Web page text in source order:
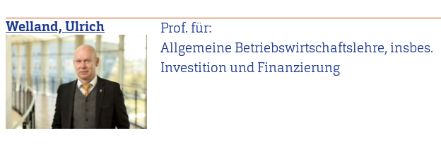
Welland, Ulrich
Prof. für:
Allgemeine Betriebswirtschaftslehre, insbes.
Investition und Finanzierung